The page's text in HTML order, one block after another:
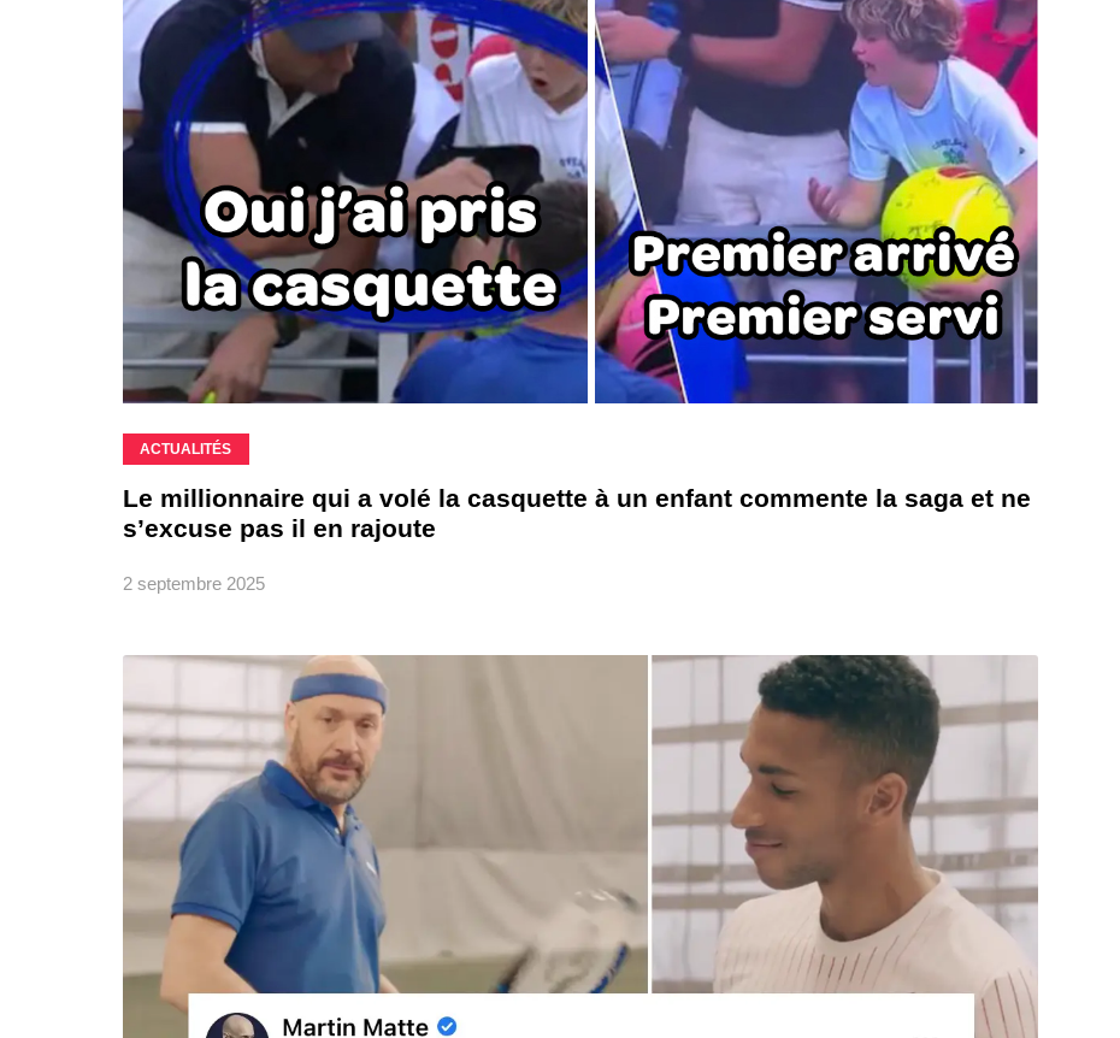
ACTUALITÉS
Le millionnaire qui a volé la casquette à un enfant commente la saga et ne
s’excuse pas il en rajoute
2 septembre 2025